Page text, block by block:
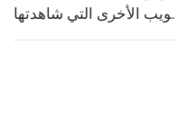
ويب الأخرى التي شاهدتها.